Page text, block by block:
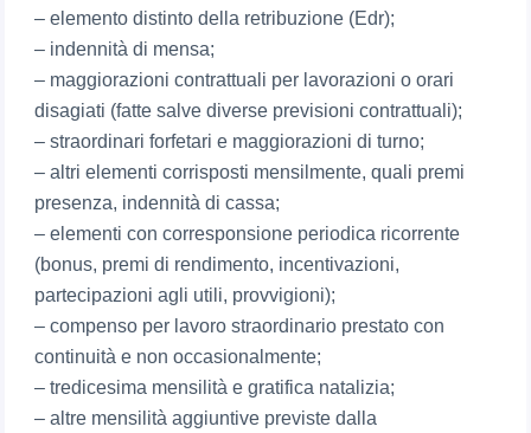
– elemento distinto della retribuzione (Edr);
– indennità di mensa;
– maggiorazioni contrattuali per lavorazioni o orari
disagiati (fatte salve diverse previsioni contrattuali);
– straordinari forfetari e maggiorazioni di turno;
– altri elementi corrisposti mensilmente, quali premi
presenza, indennità di cassa;
– elementi con corresponsione periodica ricorrente
(bonus, premi di rendimento, incentivazioni,
partecipazioni agli utili, provvigioni);
– compenso per lavoro straordinario prestato con
continuità e non occasionalmente;
– tredicesima mensilità e gratifica natalizia;
– altre mensilità aggiuntive previste dalla